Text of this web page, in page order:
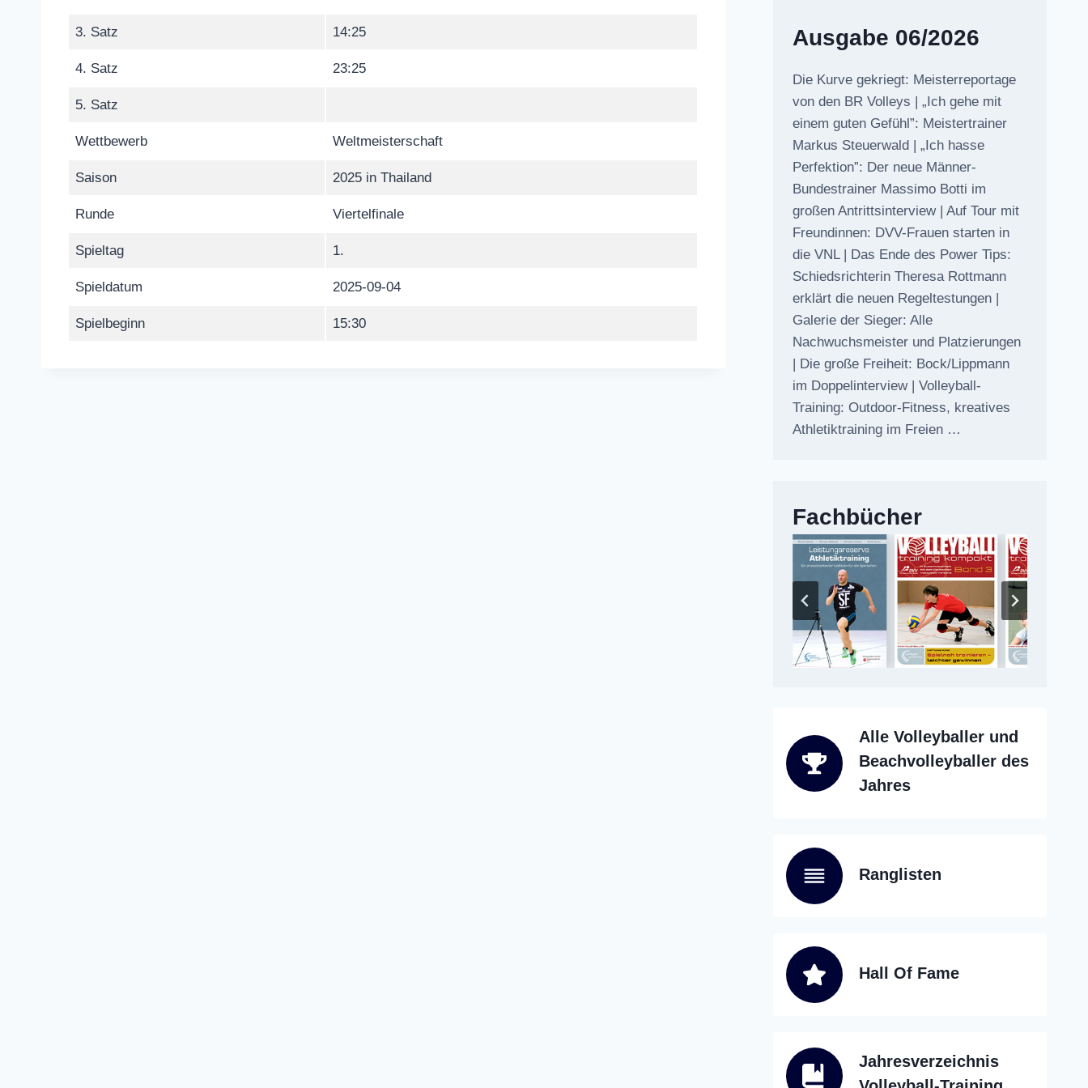
3. Satz 14:25
4. Satz 23:25
5. Satz
Wettbewerb Weltmeisterschaft
Saison 2025 in Thailand
Runde Viertelfinale
Spieltag 1.
Spieldatum 2025-09-04
Spielbeginn 15:30
Ausgabe 06/2026
Die Kurve gekriegt: Meisterreportage
von den BR Volleys | „Ich gehe mit
einem guten Gefühl”: Meistertrainer
Markus Steuerwald | „Ich hasse
Perfektion”: Der neue Männer-
Bundestrainer Massimo Botti im
großen Antrittsinterview | Auf Tour mit
Freundinnen: DVV-Frauen starten in
die VNL | Das Ende des Power Tips:
Schiedsrichterin Theresa Rottmann
erklärt die neuen Regeltestungen |
Galerie der Sieger: Alle
Nachwuchsmeister und Platzierungen
| Die große Freiheit: Bock/Lippmann
im Doppelinterview | Volleyball-
Training: Outdoor-Fitness, kreatives
Athletiktraining im Freien …
Fachbücher
Alle Volleyballer und
Beachvolleyballer des
Jahres
Ranglisten
Hall Of Fame
Jahresverzeichnis